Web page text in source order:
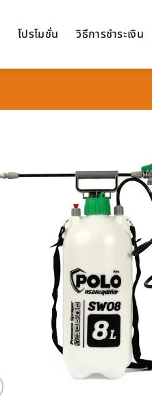
โปรโมชั่น วิธีการชำระเงิน